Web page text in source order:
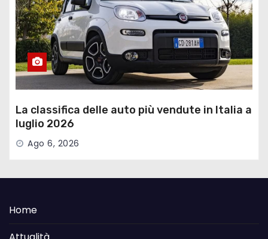
La classifica delle auto più vendute in Italia a
luglio 2026
Ago 6, 2026
Home